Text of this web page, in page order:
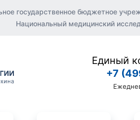
государственное бюджетное
Национальный медицинский
Единый
+7